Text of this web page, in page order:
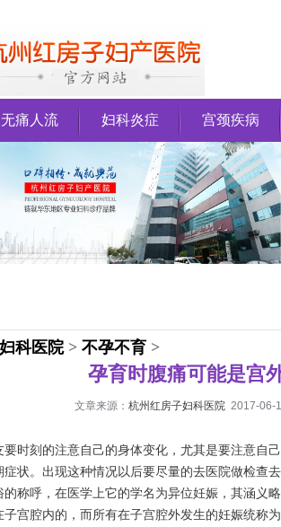
无痛人流 妇科炎症 宫颈疾病
科医院> 不孕不育 >
孕育时腹痛可能是宫
文章来源： 杭州红房子妇科医院 2017-06-
时刻的注意自己的身体变化，尤其是要注意自
状。出现这种情况以后要尽量的去医院做检查
称呼，在医学上它的学名为异位妊娠，其涵义
宫腔内的，而所有在子宫腔外发生的妊娠统称